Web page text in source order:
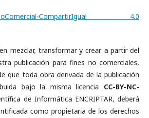
NoComercial-CompartirIgual 4.0
mezclar, transformar y crear a partir del
publicación para fines no comerciales,
que toda obra derivada de la publicación
bajo la misma licencia CC-BY-NC-
de Informática ENCRIPTAR, deberá
como propietaria de los derechos